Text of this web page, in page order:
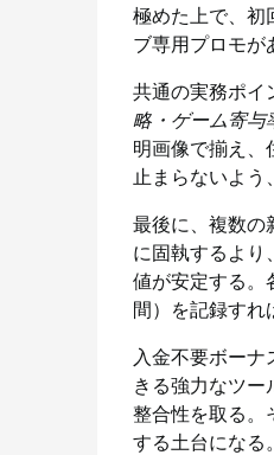
極めた上で、初
ブ専用プロモが
共通の実務ポイ
略・ゲーム寄与
明画像で揃え、
止まらないよう
最後に、複数の
に固執するより、
値が安定する。
間）を記録すれ
入金不要ボー
きる強力なツ
整合性を取る。
する土台になる。